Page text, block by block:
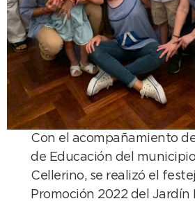
Con el acompañamiento
de Educación del
Cellerino, se realizó el
Promoción 2022 del Jardín